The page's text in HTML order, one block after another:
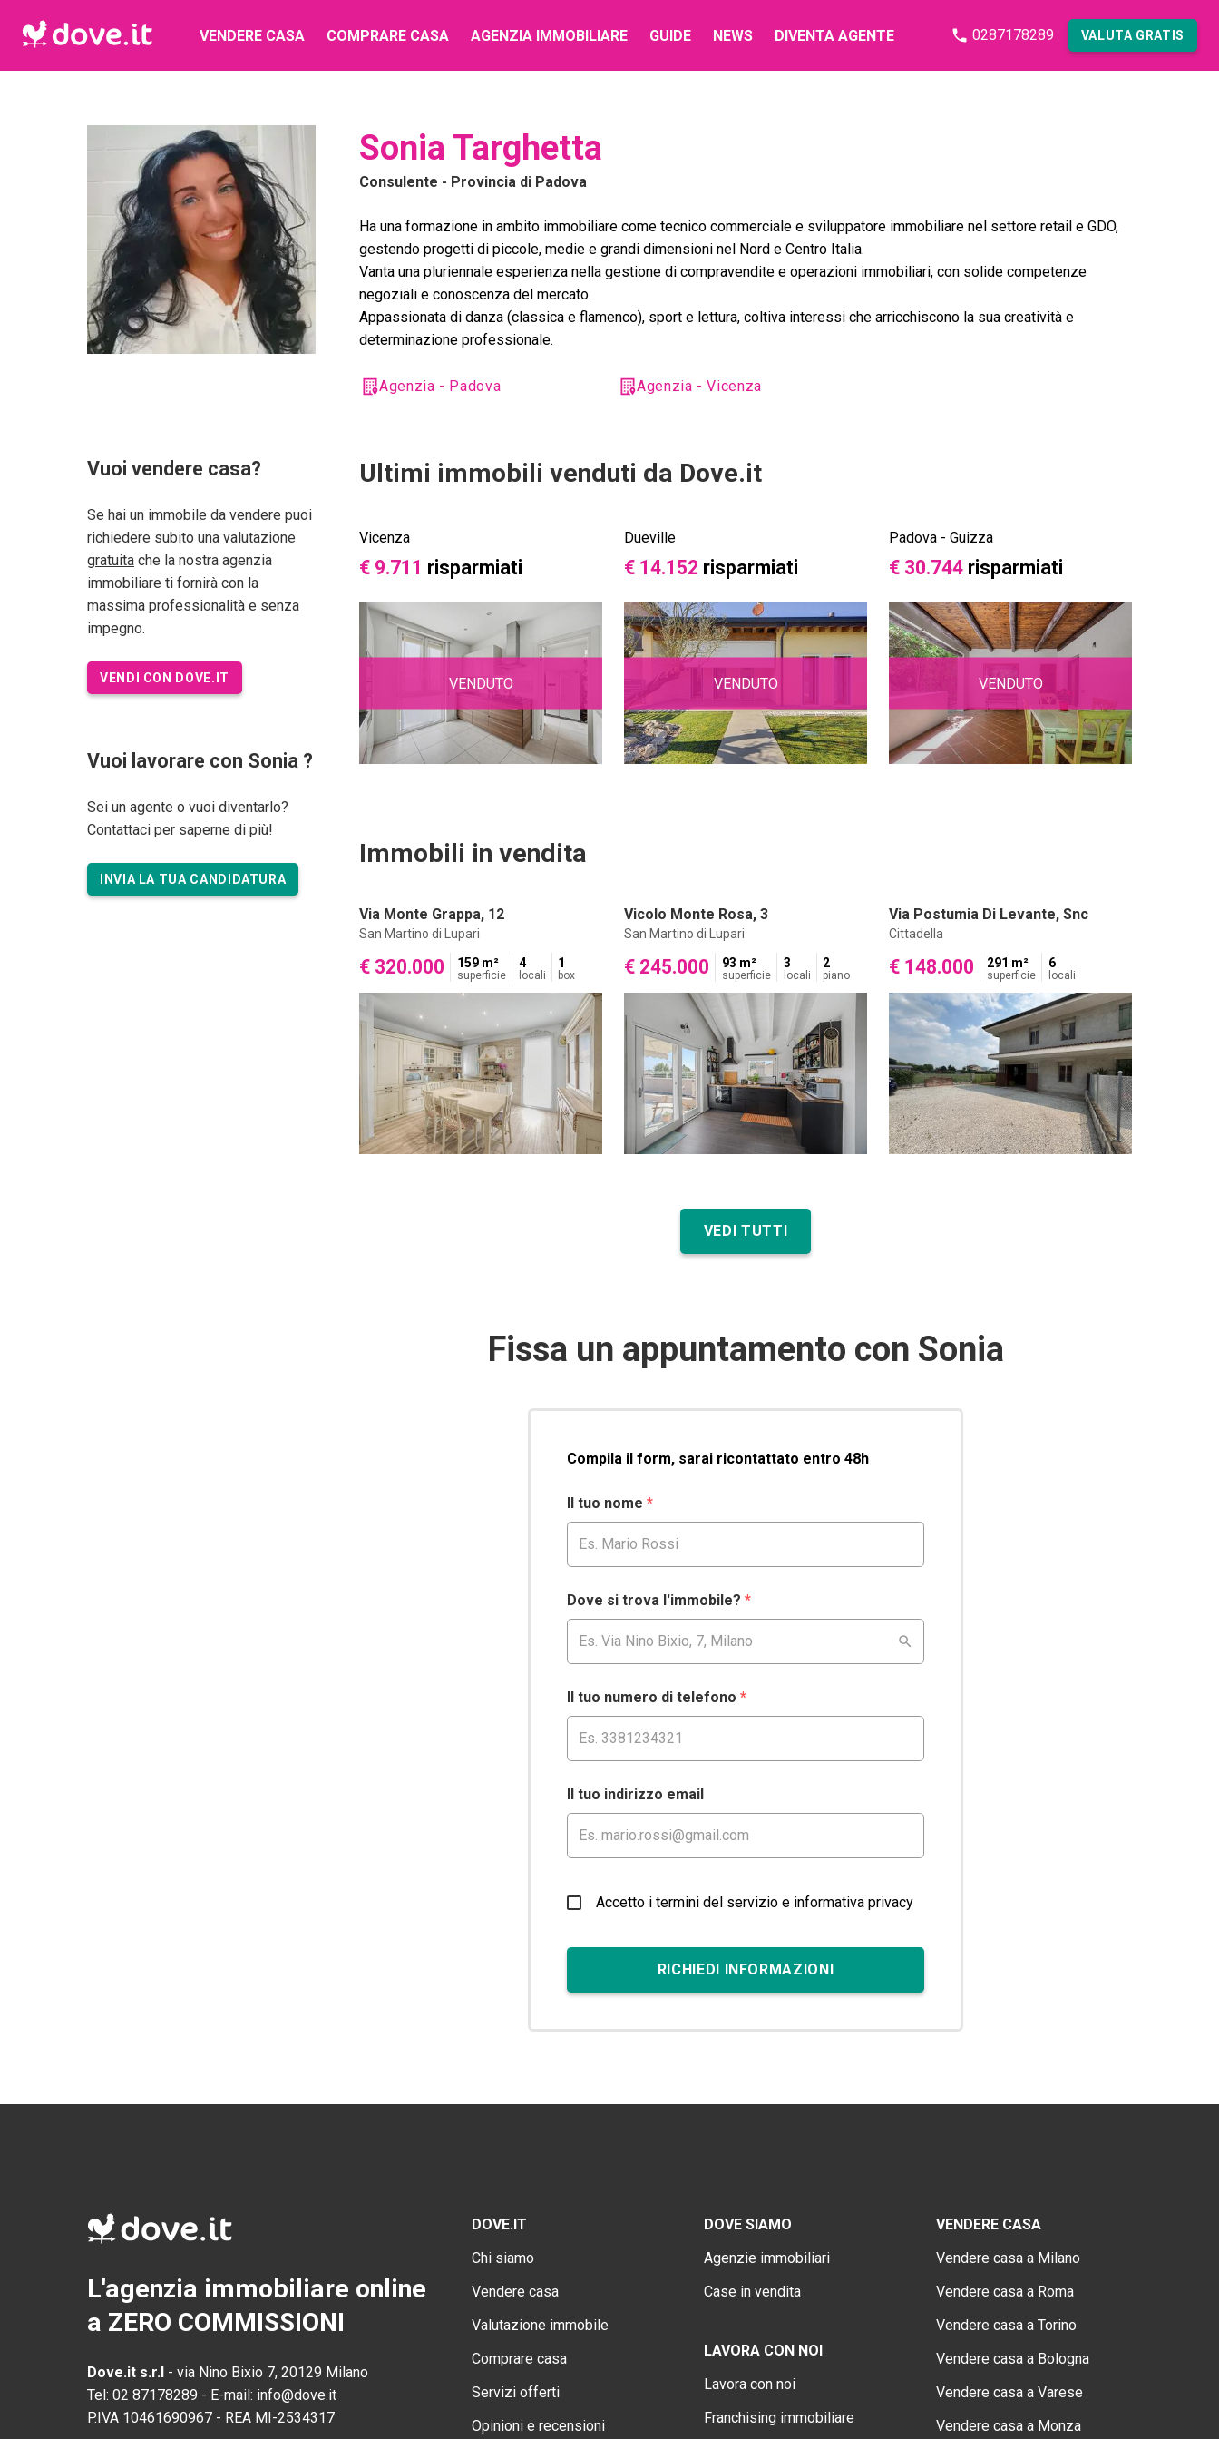
VENDERE CASA COMPRARE CASA AGENZIA IMMOBILIARE GUIDE NEWS DIVENTA AGENTE 0287178289 VALUTA GRATIS
Sonia Targhetta
Consulente - Provincia di Padova
Ha una formazione in ambito immobiliare come tecnico commerciale e sviluppatore immobiliare nel settore retail e GDO,
gestendo progetti di piccole, medie e grandi dimensioni nel Nord e Centro Italia.
Vanta una pluriennale esperienza nella gestione di compravendite e operazioni immobiliari, con solide competenze
negoziali e conoscenza del mercato.
Appassionata di danza (classica e flamenco), sport e lettura, coltiva interessi che arricchiscono la sua creatività e
determinazione professionale.
Agenzia - Padova Agenzia - Vicenza
Vuoi vendere casa?
Se hai un immobile da vendere puoi
richiedere subito una valutazione
gratuita che la nostra agenzia
immobiliare ti fornirà con la
massima professionalità e senza
impegno.
VENDI CON DOVE.IT
Vuoi lavorare con Sonia ?
Sei un agente o vuoi diventarlo?
Contattaci per saperne di più!
INVIA LA TUA CANDIDATURA
Ultimi immobili venduti da Dove.it
Vicenza
€ 9.711 risparmiati
VENDUTO
Dueville
€ 14.152 risparmiati
VENDUTO
Padova - Guizza
€ 30.744 risparmiati
VENDUTO
Immobili in vendita
Via Monte Grappa, 12
San Martino di Lupari
€ 320.000 159 m²
superficie
4
locali
1
box
Vicolo Monte Rosa, 3
San Martino di Lupari
€ 245.000 93 m²
superficie
3
locali
2
piano
Via Postumia Di Levante, Snc
Cittadella
€ 148.000 291 m²
superficie
6
locali
VEDI TUTTI
Fissa un appuntamento con Sonia
Compila il form, sarai ricontattato entro 48h
Il tuo nome *
Dove si trova l'immobile? *
Il tuo numero di telefono *
Il tuo indirizzo email
Accetto i termini del servizio e informativa privacy
RICHIEDI INFORMAZIONI
L'agenzia immobiliare online
a ZERO COMMISSIONI
Dove.it s.r.l - via Nino Bixio 7, 20129 Milano
Tel: 02 87178289 - E-mail: info@dove.it
P.IVA 10461690967 - REA MI-2534317
DOVE.IT
Chi siamo
Vendere casa
Valutazione immobile
Comprare casa
Servizi offerti
Opinioni e recensioni
DOVE SIAMO
Agenzie immobiliari
Case in vendita
LAVORA CON NOI
Lavora con noi
Franchising immobiliare
VENDERE CASA
Vendere casa a Milano
Vendere casa a Roma
Vendere casa a Torino
Vendere casa a Bologna
Vendere casa a Varese
Vendere casa a Monza